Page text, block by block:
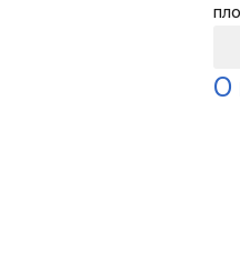
О